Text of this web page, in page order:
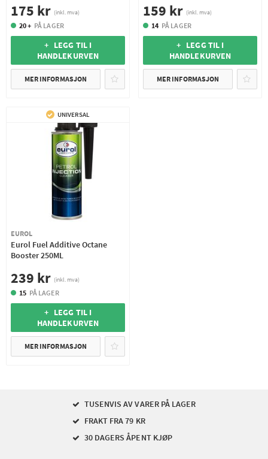
175 kr (inkl. mva)
20 + PÅ LAGER
+ LEGG TIL I
HANDLEKURVEN
MER INFORMASJON
159 kr (inkl. mva)
14 PÅ LAGER
+ LEGG TIL I
HANDLEKURVEN
MER INFORMASJON
UNIVERSAL
EUROL
Eurol Fuel Additive Octane
Booster 250ML
239 kr (inkl. mva)
15 PÅ LAGER
+ LEGG TIL I
HANDLEKURVEN
MER INFORMASJON
TUSENVIS AV VARER PÅ LAGER
FRAKT FRA 79 KR
30 DAGERS ÅPENT KJØP